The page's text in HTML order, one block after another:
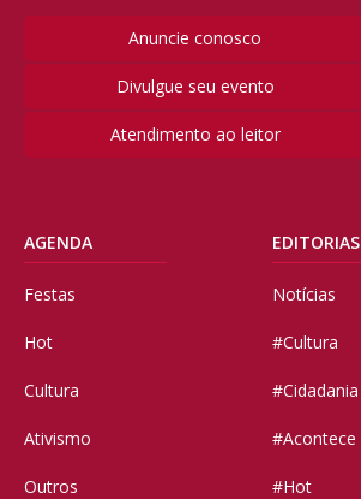
Anuncie conosco
Divulgue seu evento
Atendimento ao leitor
AGENDA
Festas
Hot
Cultura
Ativismo
Outros
EDITORIAS
Notícias
#Cultura
#Cidadania
#Acontece
#Hot